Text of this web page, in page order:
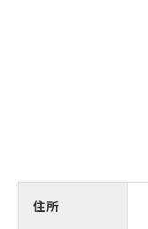
住所